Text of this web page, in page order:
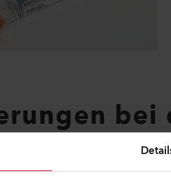
bei
wird eine arterielle